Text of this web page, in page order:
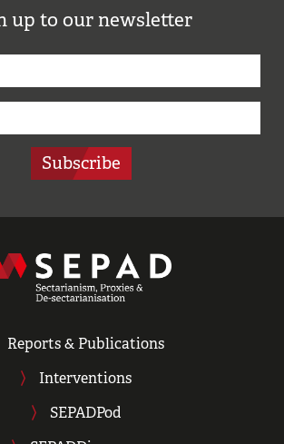
up to our newsletter
Subscribe
Reports & Publications
Interventions
SEPADPod